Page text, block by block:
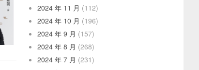
2024 年 11 月 (112)
2024 年 10 月 (196)
2024 年 9 月 (157)
2024 年 8 月 (268)
2024 年 7 月 (231)